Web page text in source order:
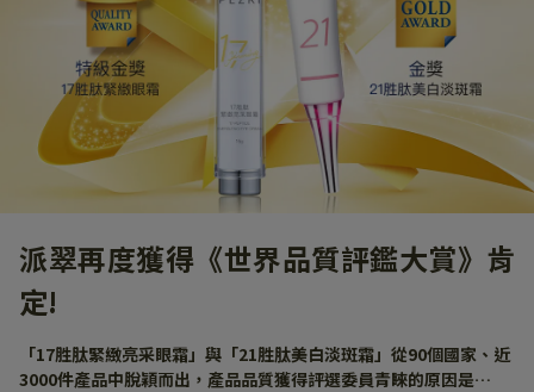
派翠再度獲得《世界品質評鑑大賞》肯
定!
「17胜肽緊緻亮采眼霜」與「21胜肽美白淡斑霜」從90個國家、近
3000件產品中脫穎而出，產品品質獲得評選委員青睞的原因是…